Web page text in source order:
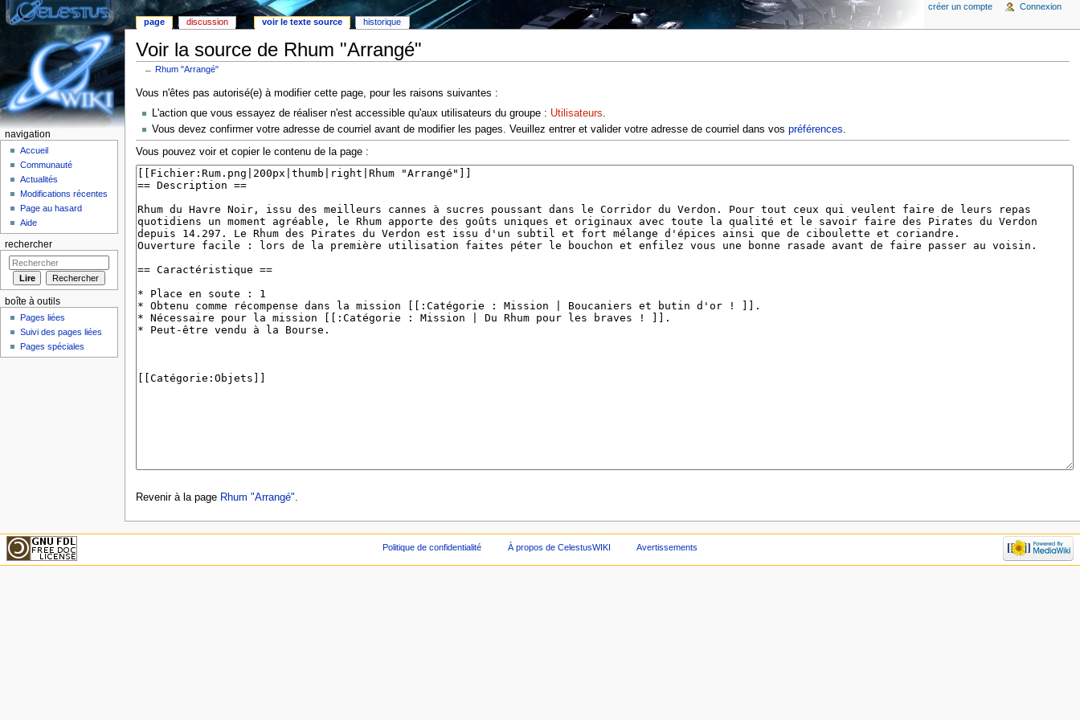
Voir la source de Rhum "Arrangé"
←Rhum "Arrangé"
Vous n'êtes pas autorisé(e) à modifier cette page, pour les raisons suivantes :
L'action que vous essayez de réaliser n'est accessible qu'aux utilisateurs du groupe : Utilisateurs.
Vous devez confirmer votre adresse de courriel avant de modifier les pages. Veuillez entrer et valider votre adresse de courriel dans vos préférences.
Vous pouvez voir et copier le contenu de la page :
Revenir à la page Rhum "Arrangé".
page discussion voir le texte source historique
créer un compte Connexion
navigation
Accueil
Communauté
Actualités
Modifications récentes
Page au hasard
Aide
rechercher
boîte à outils
Pages liées
Suivi des pages liées
Pages spéciales
Politique de confidentialité À propos de CelestusWIKI Avertissements